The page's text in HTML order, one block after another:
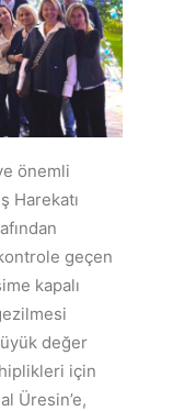
önemli
Harekatı
geçen
kapalı
değer
için
Üresin’e,